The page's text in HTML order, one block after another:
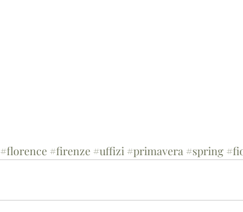
#florence #firenze #uffizi #primavera #spring